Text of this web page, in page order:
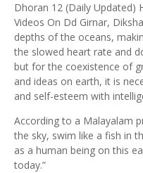
Dhoran 12 (Daily Updated)
Videos On Dd Girnar,
depths of the oceans,
the slowed heart rate and
but for the coexistence of
and ideas on earth, it is
and self-esteem with
According to a Malayalam
the sky, swim like a fish in
as a human being on this
today.”